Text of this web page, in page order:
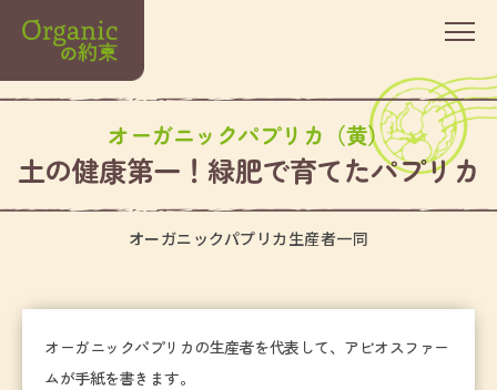
オーガニックパプリカ（黄）
土の健康第一！緑肥で育てたパプリカ
オーガニックパプリカ生産者一同
オーガニックパプリカの生産者を代表して、アビオスファー
ムが手紙を書きます。